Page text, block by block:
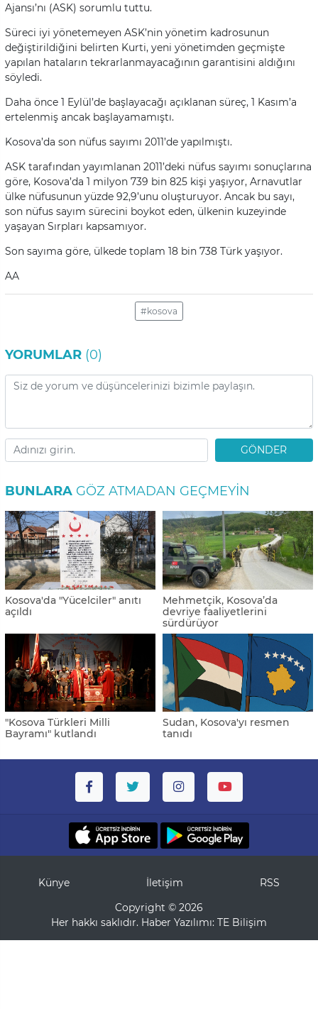
Ajansı’nı (ASK) sorumlu tuttu.
Süreci iyi yönetemeyen ASK’nin yönetim kadrosunun
değiştirildiğini belirten Kurti, yeni yönetimden geçmişte
yapılan hataların tekrarlanmayacağının garantisini aldığını
söyledi.
Daha önce 1 Eylül’de başlayacağı açıklanan süreç, 1 Kasım’a
ertelenmiş ancak başlayamamıştı.
Kosova’da son nüfus sayımı 2011’de yapılmıştı.
ASK tarafından yayımlanan 2011’deki nüfus sayımı sonuçlarına
göre, Kosova’da 1 milyon 739 bin 825 kişi yaşıyor, Arnavutlar
ülke nüfusunun yüzde 92,9’unu oluşturuyor. Ancak bu sayı,
son nüfus sayım sürecini boykot eden, ülkenin kuzeyinde
yaşayan Sırpları kapsamıyor.
Son sayıma göre, ülkede toplam 18 bin 738 Türk yaşıyor.
AA
#kosova
YORUMLAR (0)
GÖNDER
BUNLARA GÖZ ATMADAN GEÇMEYIN
Kosova'da "Yücelciler" anıtı
açıldı
Mehmetçik, Kosova’da
devriye faaliyetlerini
sürdürüyor
"Kosova Türkleri Milli
Bayramı" kutlandı
Sudan, Kosova'yı resmen
tanıdı
Künye İletişim
RSS
Copyright © 2026
Her hakkı saklıdır. Haber Yazılımı: TE Bilişim